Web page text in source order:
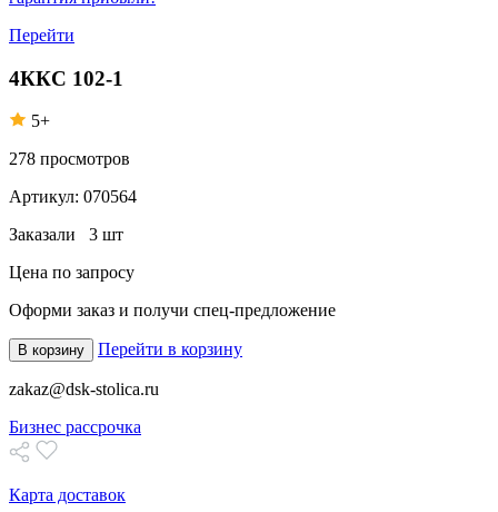
Перейти
4ККС 102-1
5+
278 просмотров
Артикул: 070564
Заказали 3 шт
Цена по запросу
Оформи заказ и получи спец-предложение
В корзину Перейти в корзину
zakaz@dsk-stolica.ru
Бизнес рассрочка
Карта доставок